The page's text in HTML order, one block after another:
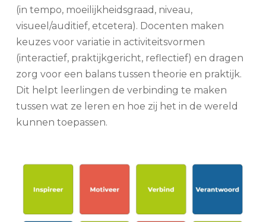
(in tempo, moeilijkheidsgraad, niveau,
visueel/auditief, etcetera). Docenten maken
keuzes voor variatie in activiteitsvormen
(interactief, praktijkgericht, reflectief) en dragen
zorg voor een balans tussen theorie en praktijk.
Dit helpt leerlingen de verbinding te maken
tussen wat ze leren en hoe zij het in de wereld
kunnen toepassen.